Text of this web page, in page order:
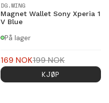
DG.MING
Magnet Wallet Sony Xperia 1
V Blue
På lager
169 NOK199NOK
KJØP